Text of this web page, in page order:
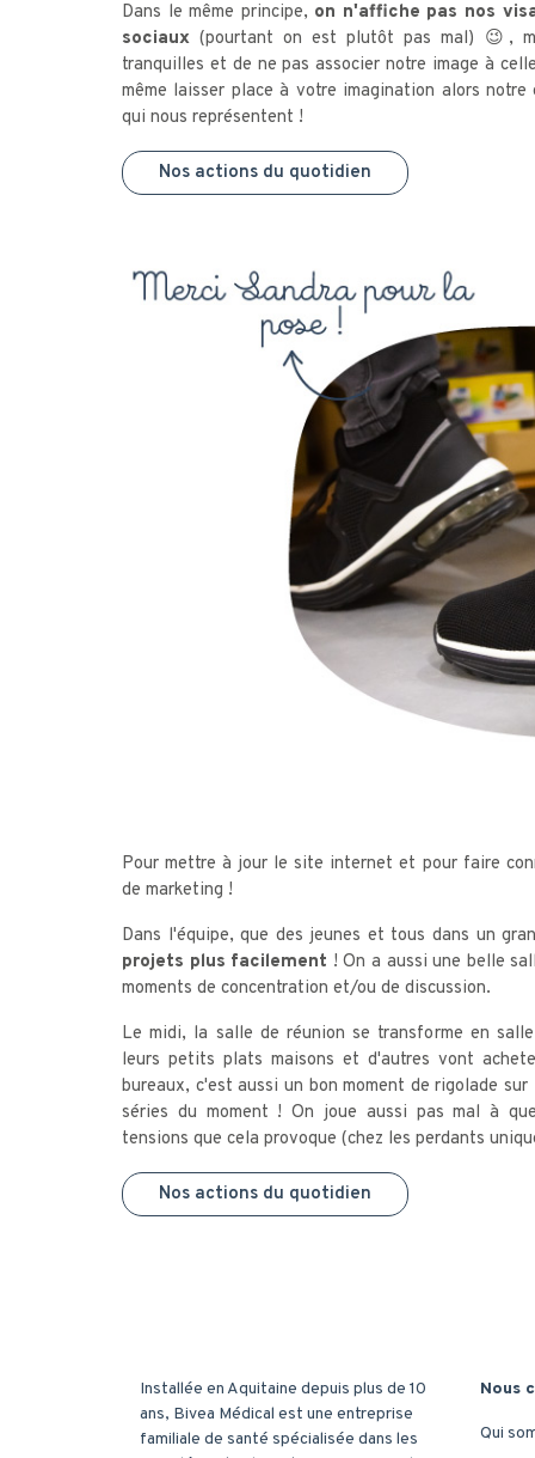
Dans le même principe, on n'affiche pas nos
sociaux(pourtant on est plutôt pas mal) 😉,
tranquilles et de ne pas associer notre image à
même laisser place à votre imagination alors
qui nous représentent !
Nos actions du quotidien
Pour mettre à jour le site internet et pour faire
de marketing !
Dans l'équipe, que des jeunes et tous dans un
projets plus facilement ! On a aussi une belle
moments de concentration et/ou de discussion.
Le midi, la salle de réunion se transforme en
leurs petits plats maisons et d'autres vont
bureaux, c'est aussi un bon moment de rigolade
séries du moment ! On joue aussi pas mal à
tensions que cela provoque (chez les perdants
Nos actions du quotidien
Installée en Aquitaine depuis plus de 10
ans, Bivea Médical est une entreprise
familiale de santé spécialisée dans les
Nous
Qui